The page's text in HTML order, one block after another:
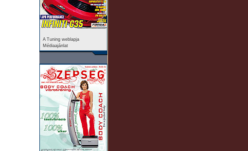
A Tuning weblapja
Médiaajánlat